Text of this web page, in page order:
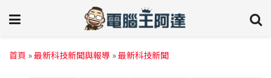
首頁 »最新科技新聞與報導 »最新科技新聞